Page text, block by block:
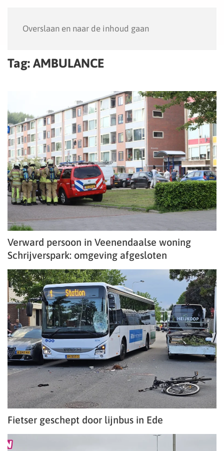
Overslaan en naar de inhoud gaan
Tag: AMBULANCE
Verward persoon in Veenendaalse woning
Schrijverspark: omgeving afgesloten
Fietser geschept door lijnbus in Ede